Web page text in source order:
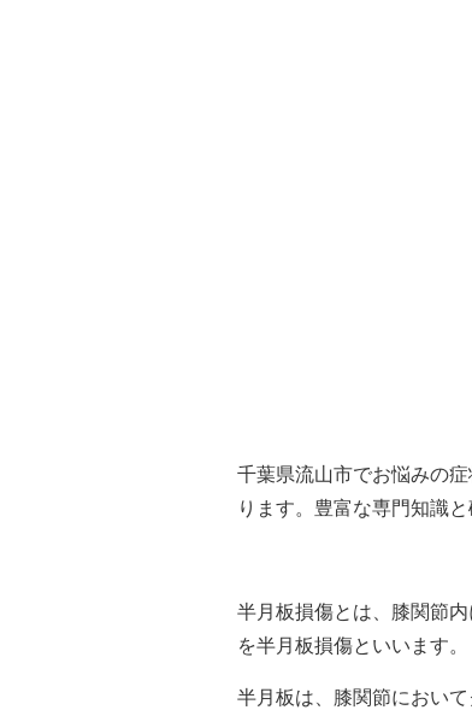
千葉県流山市でお悩みの
ります。豊富な専門知識
半月板損傷とは、膝関節
を半月板損傷といいます。
半月板は、膝関節におい